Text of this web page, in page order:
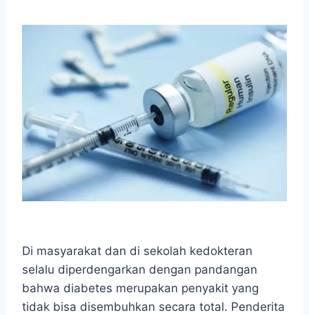
Di masyarakat dan di sekolah kedokteran
selalu diperdengarkan dengan pandangan
bahwa diabetes merupakan penyakit yang
tidak bisa disembuhkan secara total. Penderita